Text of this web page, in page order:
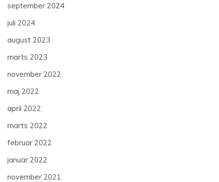
september 2024
juli 2024
august 2023
marts 2023
november 2022
maj 2022
april 2022
marts 2022
februar 2022
januar 2022
november 2021